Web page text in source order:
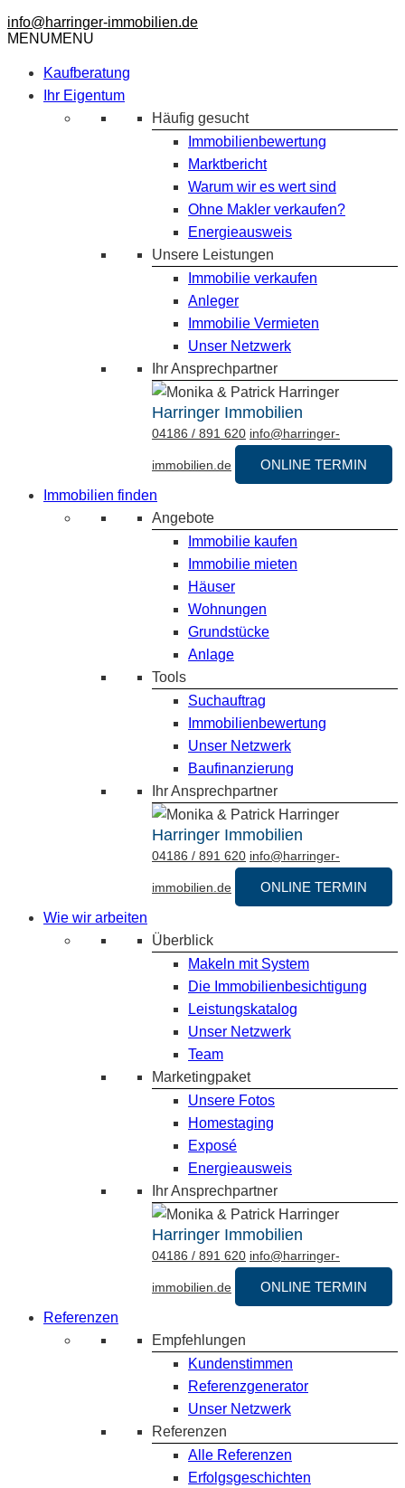
info@harringer-immobilien.de
MENUMENU
Kaufberatung
Ihr Eigentum
Häufig gesucht
Immobilienbewertung
Marktbericht
Warum wir es wert sind
Ohne Makler verkaufen?
Energieausweis
Unsere Leistungen
Immobilie verkaufen
Anleger
Immobilie Vermieten
Unser Netzwerk
Ihr Ansprechpartner
Harringer Immobilien
04186 / 891 620 info@harringer-
immobilien.de
ONLINE TERMIN
Immobilien finden
Angebote
Immobilie kaufen
Immobilie mieten
Häuser
Wohnungen
Grundstücke
Anlage
Tools
Suchauftrag
Immobilienbewertung
Unser Netzwerk
Baufinanzierung
Ihr Ansprechpartner
Harringer Immobilien
04186 / 891 620 info@harringer-
immobilien.de
ONLINE TERMIN
Wie wir arbeiten
Überblick
Makeln mit System
Die Immobilienbesichtigung
Leistungskatalog
Unser Netzwerk
Team
Marketingpaket
Unsere Fotos
Homestaging
Exposé
Energieausweis
Ihr Ansprechpartner
Harringer Immobilien
04186 / 891 620 info@harringer-
immobilien.de
ONLINE TERMIN
Referenzen
Empfehlungen
Kundenstimmen
Referenzgenerator
Unser Netzwerk
Referenzen
Alle Referenzen
Erfolgsgeschichten